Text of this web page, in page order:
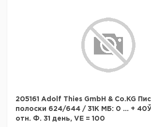
205161 Adolf Thies GmbH & Co.KG
полоски 624/644 / 31K МБ: 0 ... +
отн. Ф. 31 день, VE = 100